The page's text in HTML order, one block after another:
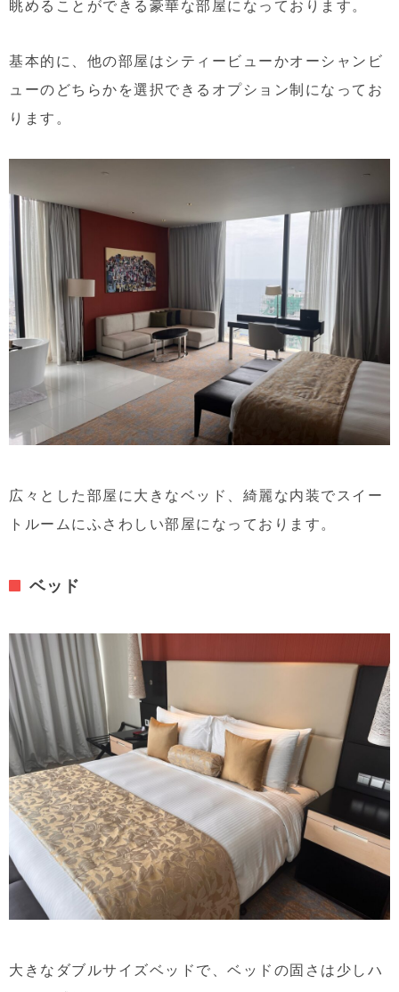
眺めることができる豪華な部屋になっております。
基本的に、他の部屋はシティービューかオーシャンビ
ューのどちらかを選択できるオプション制になってお
ります。
広々とした部屋に大きなベッド、綺麗な内装でスイー
トルームにふさわしい部屋になっております。
ベッド
大きなダブルサイズベッドで、ベッドの固さは少しハ